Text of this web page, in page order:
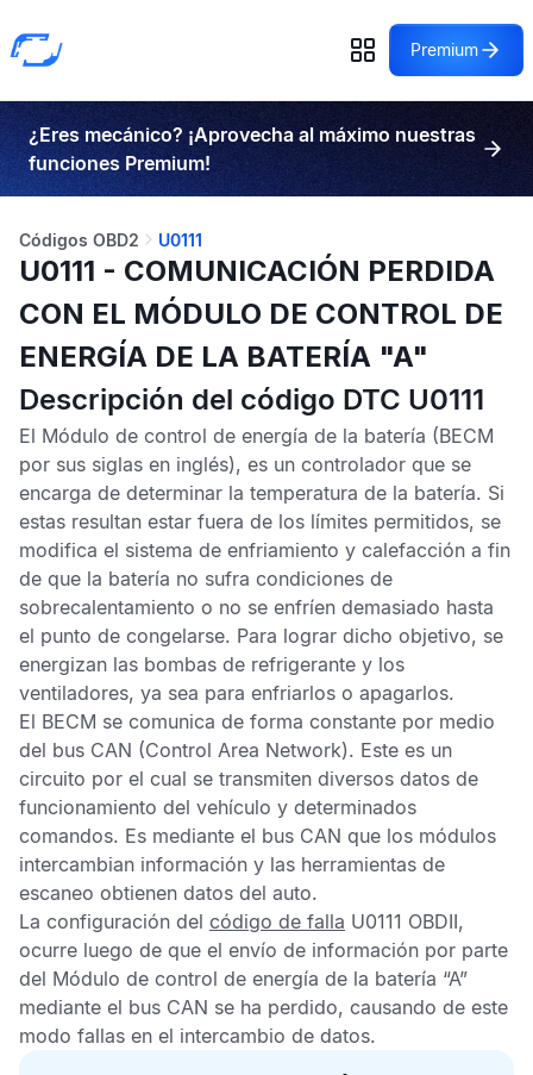
Premium
¿Eres mecánico? ¡Aprovecha al máximo nuestras
funciones Premium!
Códigos OBD2 U0111
U0111 - COMUNICACIÓN PERDIDA
CON EL MÓDULO DE CONTROL DE
ENERGÍA DE LA BATERÍA "A"
Descripción del código DTC U0111
El Módulo de control de energía de la batería (BECM
por sus siglas en inglés), es un controlador que se
encarga de determinar la temperatura de la batería. Si
estas resultan estar fuera de los límites permitidos, se
modifica el sistema de enfriamiento y calefacción a fin
de que la batería no sufra condiciones de
sobrecalentamiento o no se enfríen demasiado hasta
el punto de congelarse. Para lograr dicho objetivo, se
energizan las bombas de refrigerante y los
ventiladores, ya sea para enfriarlos o apagarlos.
El BECM se comunica de forma constante por medio
del bus CAN (Control Area Network). Este es un
circuito por el cual se transmiten diversos datos de
funcionamiento del vehículo y determinados
comandos. Es mediante el bus CAN que los módulos
intercambian información y las herramientas de
escaneo obtienen datos del auto.
La configuración del código de falla U0111 OBDII,
ocurre luego de que el envío de información por parte
del Módulo de control de energía de la batería “A”
mediante el bus CAN se ha perdido, causando de este
modo fallas en el intercambio de datos.